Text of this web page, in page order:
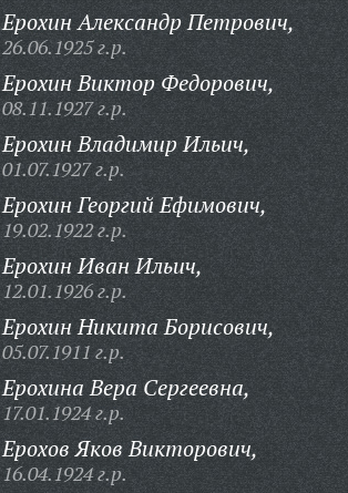
Ерохин Александр Петрович,
26.06.1925 г.р.
Ерохин Виктор Федорович,
08.11.1927 г.р.
Ерохин Владимир Ильич,
01.07.1927 г.р.
Ерохин Георгий Ефимович,
19.02.1922 г.р.
Ерохин Иван Ильич,
12.01.1926 г.р.
Ерохин Никита Борисович,
05.07.1911 г.р.
Ерохина Вера Сергеевна,
17.01.1924 г.р.
Ерохов Яков Викторович,
16.04.1924 г.р.